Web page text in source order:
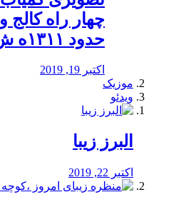
چهار راه كالج
حدود ۱۳۱۱ه ش
اکتبر 19, 2019
موزیک
ویدئو
البرز زیبا
اکتبر 22, 2019